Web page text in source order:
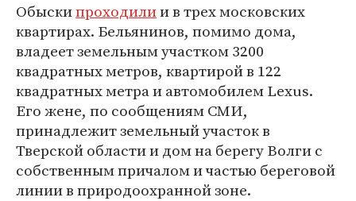
Обыскипроходилии в трех московских
квартирах. Бельянинов, помимо дома,
владеет земельным участком 3200
квадратных метров, квартирой в 122
квадратных метра и автомобилем Lexus.
Его жене, по сообщениям СМИ,
принадлежит земельный участок в
Тверской области и дом на берегу Волги с
собственным причалом и частью береговой
линии в природоохранной зоне.